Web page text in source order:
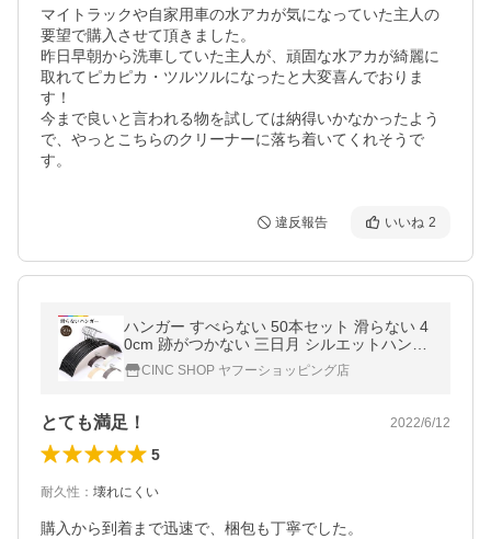
マイトラックや自家用車の水アカが気になっていた主人の
要望で購入させて頂きました。
昨日早朝から洗車していた主人が、頑固な水アカが綺麗に
取れてピカピカ・ツルツルになったと大変喜んでおりま
す！
今まで良いと言われる物を試しては納得いかなかったよう
で、やっとこちらのクリーナーに落ち着いてくれそうで
違反報告 いいね 2
ハンガー すべらない 50本セット 滑らない 4
0cm 跡がつかない 三日月 シルエットハンガ
ー ズボン スカート アーチ PVCコーティング
CINC SHOP ヤフーショッピング店
とても満足！ 2022/6/12
5
耐久性 ： 壊れにくい
購入から到着まで迅速で、梱包も丁寧でした。